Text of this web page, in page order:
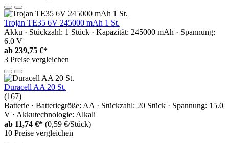
Trojan TE35 6V 245000 mAh 1 St.
Akku · Stückzahl: 1 Stück · Kapazität: 245000 mAh · Spannung:
6.0 V
ab 239,75 €*
3 Preise vergleichen
Duracell AA 20 St.
(167)
Batterie · Batteriegröße: AA · Stückzahl: 20 Stück · Spannung: 15.0
V · Akkutechnologie: Alkali
ab 11,74 €* (0,59 €/Stück)
10 Preise vergleichen